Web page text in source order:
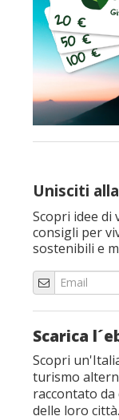
Unisciti
Scopri idee di
consigli per
sostenibili e
Scarica
Scopri
turismo
raccontato
delle loro città.